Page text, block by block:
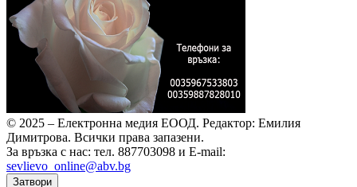
© 2025 – Електронна медия ЕООД. Редактор: Емилия
Димитрова. Всички права запазени.
За връзка с нас: тел. 887703098 и E-mail:
sevlievo_online@abv.bg
Затвори